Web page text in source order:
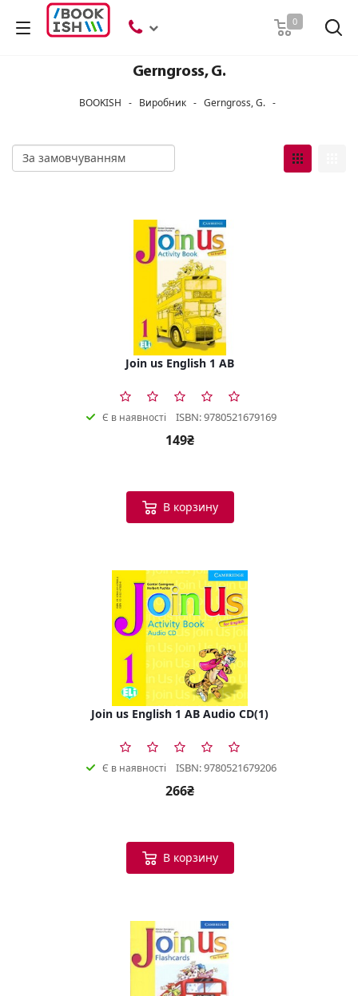
0
Gerngross, G.
BOOKISH - Виробник - Gerngross, G. -
Join us English 1 AB
Є в наявності ISBN: 9780521679169
149₴
В корзину
Join us English 1 AB Audio CD(1)
Є в наявності ISBN: 9780521679206
266₴
В корзину